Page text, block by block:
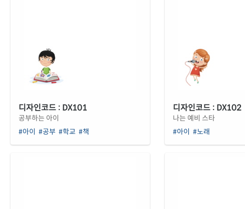
디자인코드 : DX101
공부하는 아이
#아이 #공부 #학교 #책
디자인코드 : DX102
나는 예비 스타
#아이 #노래